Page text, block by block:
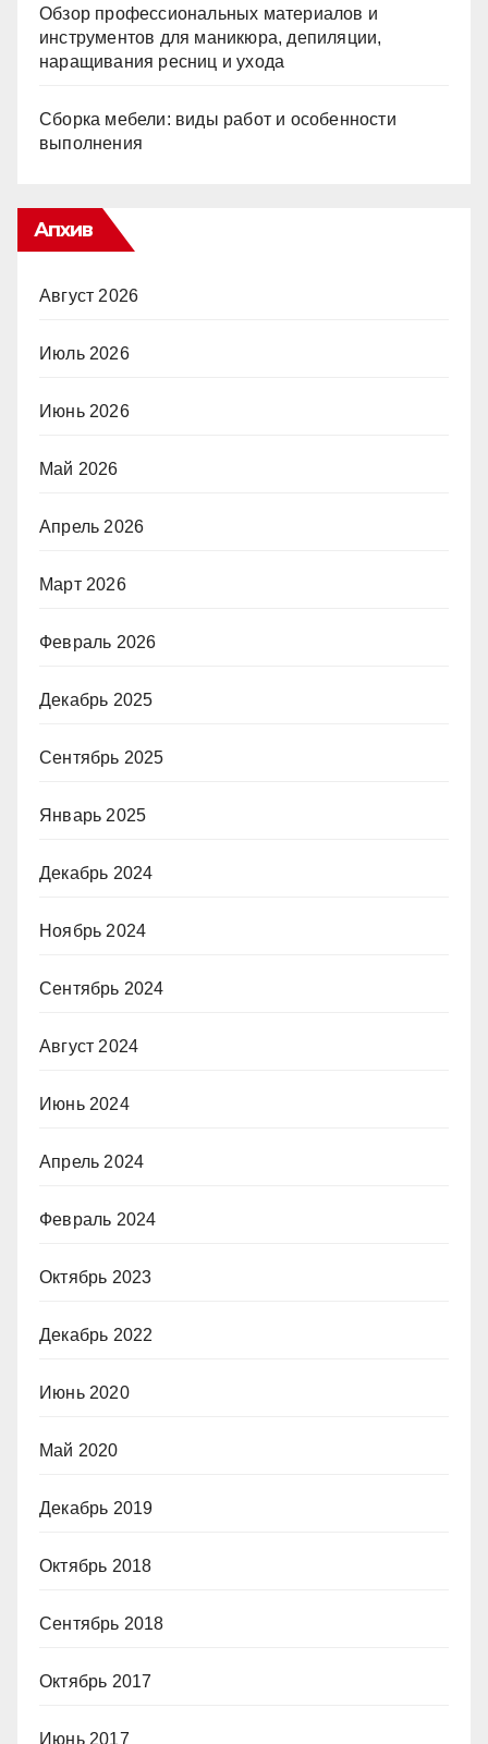
Обзор профессиональных материалов и
инструментов для маникюра, депиляции,
наращивания ресниц и ухода
Сборка мебели: виды работ и особенности
выполнения
Апхив
Август 2026
Июль 2026
Июнь 2026
Май 2026
Апрель 2026
Март 2026
Февраль 2026
Декабрь 2025
Сентябрь 2025
Январь 2025
Декабрь 2024
Ноябрь 2024
Сентябрь 2024
Август 2024
Июнь 2024
Апрель 2024
Февраль 2024
Октябрь 2023
Декабрь 2022
Июнь 2020
Май 2020
Декабрь 2019
Октябрь 2018
Сентябрь 2018
Октябрь 2017
Июнь 2017